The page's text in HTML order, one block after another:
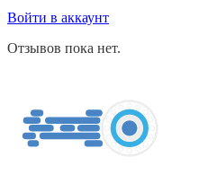
Войти в аккаунт
Отзывов пока нет.